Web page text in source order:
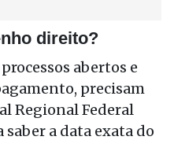
direito?
abertos e
precisam
Regional Federal
saber a data exata do